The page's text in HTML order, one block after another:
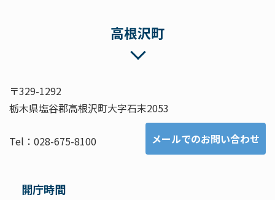
高根沢町
〒329-1292
栃木県塩谷郡高根沢町大字石末2053
Tel：028-675-8100 メールでのお問い合わせ
開庁時間